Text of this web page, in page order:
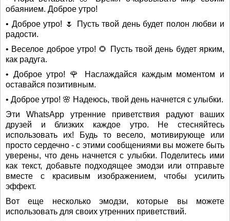
обаянием. Доброе утро!
• Доброе утро! 🌷 Пусть твой день будет полон любви и
радости.
• Веселое доброе утро! 🌻 Пусть твой день будет ярким,
как радуга.
• Доброе утро! 🌹 Наслаждайся каждым моментом и
оставайся позитивным.
• Доброе утро! 🌸 Надеюсь, твой день начнется с улыбки.
Эти WhatsApp утренние приветствия радуют ваших
друзей и близких каждое утро. Не стесняйтесь
использовать их! Будь то весело, мотивирующе или
просто сердечно - с этими сообщениями вы можете быть
уверены, что день начнется с улыбки. Поделитесь ими
как текст, добавьте подходящее эмодзи или отправьте
вместе с красивым изображением, чтобы усилить
эффект.
Вот еще несколько эмодзи, которые вы можете
использовать для своих утренних приветствий.